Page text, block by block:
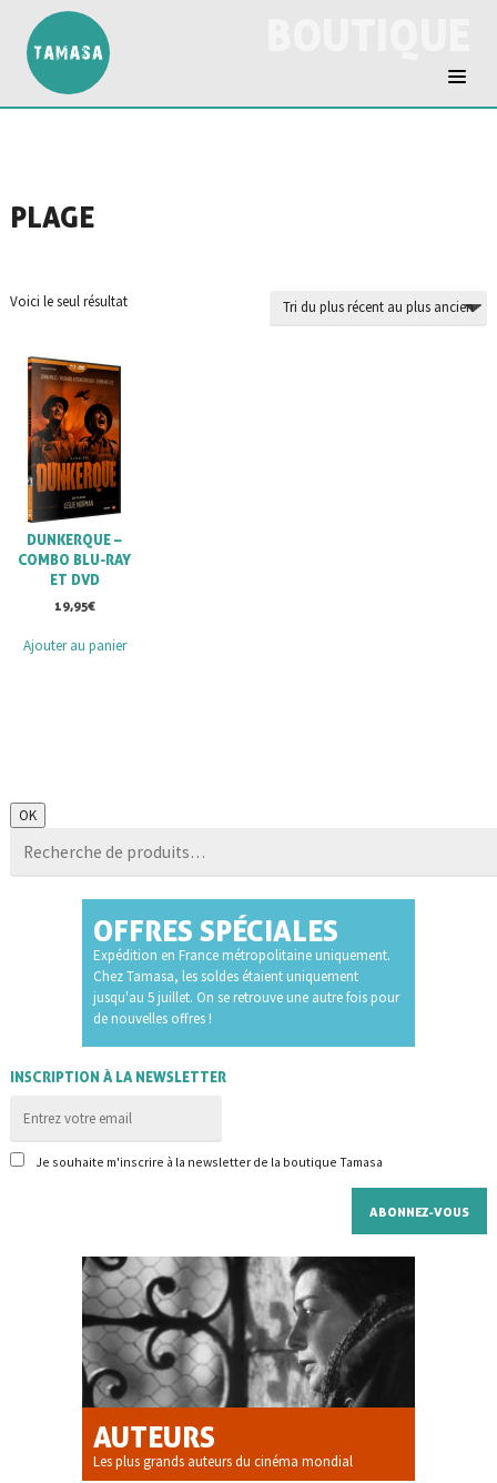
PLAGE
Voici le seul résultat
DUNKERQUE –
COMBO BLU-RAY
ET DVD
19,95€
Ajouter au panier
Recherche
pour :
OK
OFFRES SPÉCIALES
Expédition en France métropolitaine uniquement.
Chez Tamasa, les soldes étaient uniquement
jusqu'au 5 juillet. On se retrouve une autre fois pour
de nouvelles offres !
INSCRIPTION À LA NEWSLETTER
Je souhaite m'inscrire à la newsletter de la boutique Tamasa
AUTEURS
Les plus grands auteurs du cinéma mondial